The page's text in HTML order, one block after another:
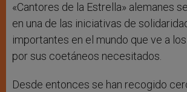
«Cantores de la Estrella» alemanes
en una de las iniciativas de
importantes en el mundo que ve a
por sus coetáneos necesitados.
Desde entonces se han recogido